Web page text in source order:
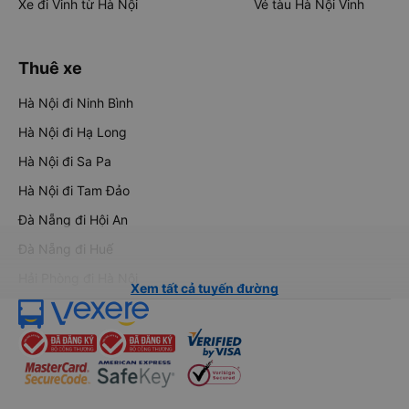
Xe đi Vinh từ Hà Nội Vé tàu Hà Nội Vinh
Thuê xe
Hà Nội đi Ninh Bình
Hà Nội đi Hạ Long
Hà Nội đi Sa Pa
Hà Nội đi Tam Đảo
Đà Nẵng đi Hội An
Đà Nẵng đi Huế
Xem tất cả tuyến đường